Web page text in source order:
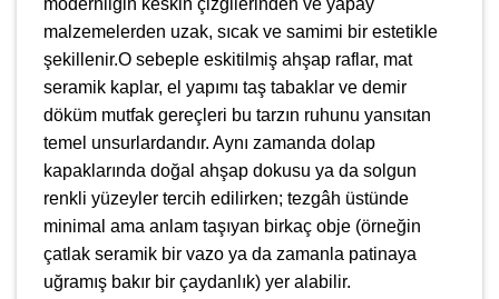
modernliğin keskin çizgilerinden ve yapay
malzemelerden uzak, sıcak ve samimi bir estetikle
şekillenir.O sebeple eskitilmiş ahşap raflar, mat
seramik kaplar, el yapımı taş tabaklar ve demir
döküm mutfak gereçleri bu tarzın ruhunu yansıtan
temel unsurlardandır. Aynı zamanda dolap
kapaklarında doğal ahşap dokusu ya da solgun
renkli yüzeyler tercih edilirken; tezgâh üstünde
minimal ama anlam taşıyan birkaç obje (örneğin
çatlak seramik bir vazo ya da zamanla patinaya
uğramış bakır bir çaydanlık) yer alabilir.